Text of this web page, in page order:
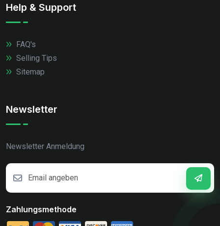
Help & Support
FAQ's
Selling Tips
Sitemap
Newsletter
Newsletter Anmeldung
Zahlungsmethode